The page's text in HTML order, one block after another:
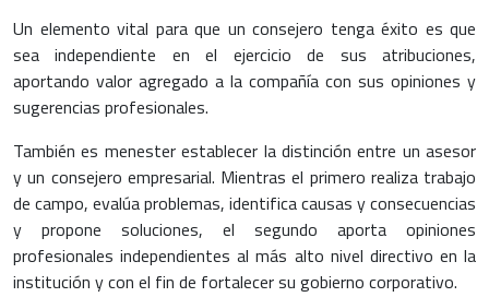
Un elemento vital para que un consejero tenga éxito es que
sea independiente en el ejercicio de sus atribuciones,
aportando valor agregado a la compañía con sus opiniones y
sugerencias profesionales.
También es menester establecer la distinción entre un asesor
y un consejero empresarial. Mientras el primero realiza trabajo
de campo, evalúa problemas, identifica causas y consecuencias
y propone soluciones, el segundo aporta opiniones
profesionales independientes al más alto nivel directivo en la
institución y con el fin de fortalecer su gobierno corporativo.